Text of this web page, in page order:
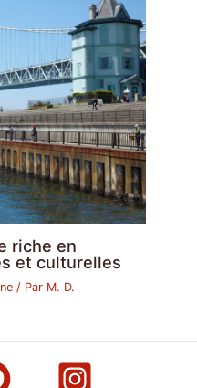
riche en
et culturelles
/ Par M. D.